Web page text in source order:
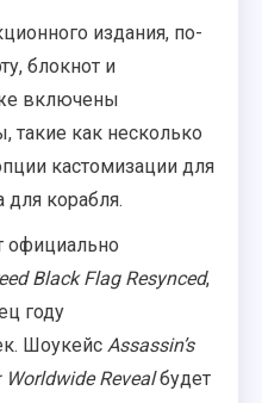
издания, по-
блокнот и
включены
такие как несколько
кастомизации для
корабля.
официально
Black Flag Resynced,
году
Шоукейс Assassin’s
Worldwide Revealбудет